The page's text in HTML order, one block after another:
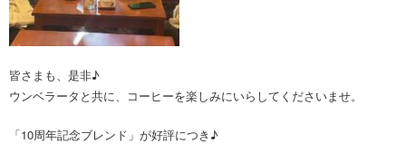
皆さまも、是非♪
ウンベラータと共に、コーヒーを楽しみにいらしてくださいませ。
「10周年記念ブレンド」が好評につき♪